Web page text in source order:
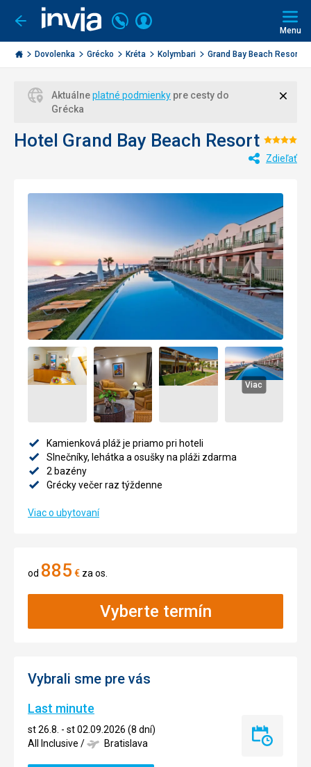
Ísť
späť
Invia.sk
Volajte
+421
2
3221
Prihlásiť
Menu
Dovolenka Grécko Kréta Kolymbari Grand Bay Beach Resort
Aktuálneplatné podmienky pre cesty do
Grécka
Hotel Grand Bay Beach Resort
4/5
Zdieľať
Viac
Kamienková pláž je priamo pri hoteli
Slnečníky, lehátka a osušky na pláži zdarma
2 bazény
Grécky večer raz týždenne
Viac o ubytovaní
od 885 € za os.
Vyberte termín
Vybrali sme pre vás
Last minute
st 26.8. - st 02.09.2026 (8 dní)
All Inclusive / Bratislava
Last